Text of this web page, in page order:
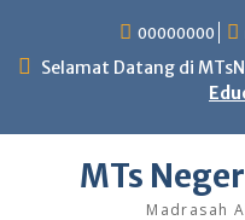
content
00000000
Selamat Datang di
MTs
Madrasah